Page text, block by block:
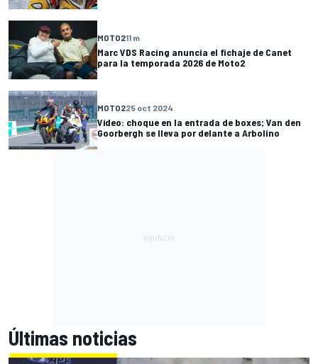
MOTO211 m
Marc VDS Racing anuncia el fichaje de Canet
para la temporada 2026 de Moto2
MOTO225 oct 2024
Vídeo: choque en la entrada de boxes; Van den
Goorbergh se lleva por delante a Arbolino
Últimas noticias